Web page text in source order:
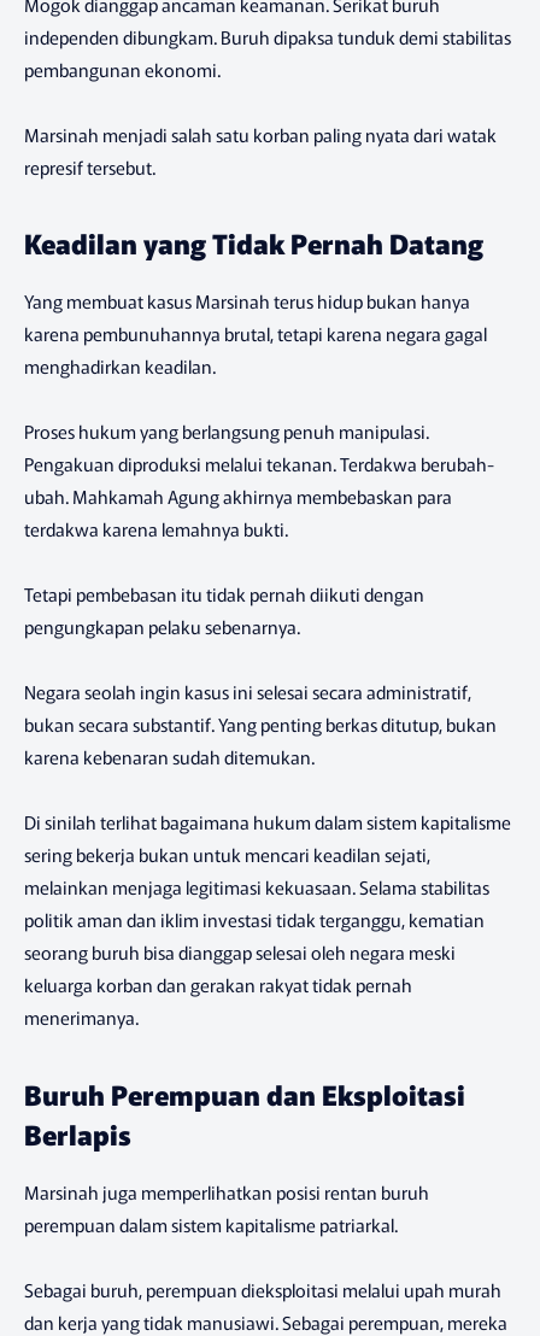
independen dibungkam. Buruh dipaksa tunduk demi stabilitas
pembangunan ekonomi.
Marsinah menjadi salah satu korban paling nyata dari watak
represif tersebut.
Keadilan yang Tidak Pernah Datang
Yang membuat kasus Marsinah terus hidup bukan hanya
karena pembunuhannya brutal, tetapi karena negara gagal
menghadirkan keadilan.
Proses hukum yang berlangsung penuh manipulasi.
Pengakuan diproduksi melalui tekanan. Terdakwa berubah-
ubah. Mahkamah Agung akhirnya membebaskan para
terdakwa karena lemahnya bukti.
Tetapi pembebasan itu tidak pernah diikuti dengan
pengungkapan pelaku sebenarnya.
Negara seolah ingin kasus ini selesai secara administratif,
bukan secara substantif. Yang penting berkas ditutup, bukan
karena kebenaran sudah ditemukan.
Di sinilah terlihat bagaimana hukum dalam sistem kapitalisme
sering bekerja bukan untuk mencari keadilan sejati,
melainkan menjaga legitimasi kekuasaan. Selama stabilitas
politik aman dan iklim investasi tidak terganggu, kematian
seorang buruh bisa dianggap selesai oleh negara meski
keluarga korban dan gerakan rakyat tidak pernah
menerimanya.
Buruh Perempuan dan Eksploitasi
Berlapis
Marsinah juga memperlihatkan posisi rentan buruh
perempuan dalam sistem kapitalisme patriarkal.
Sebagai buruh, perempuan dieksploitasi melalui upah murah
dan kerja yang tidak manusiawi. Sebagai perempuan, mereka